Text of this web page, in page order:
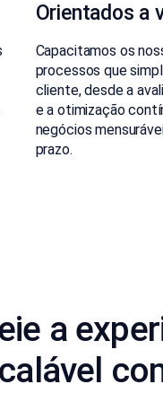
Orientados a
Capacitamos os
processos que
cliente, desde a
e a otimização
negócios
prazo.
a